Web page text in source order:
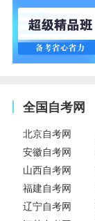
全国自考网
北京自考网
安徽自考网
山西自考网
福建自考网
辽宁自考网